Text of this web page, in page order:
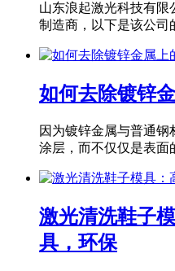
山东浪起激光科技有限
制造商，以下是该公司
如何去除镀锌
因为镀锌金属与普通
涂层，而不仅仅是表面
激光清洗鞋子
具，环保